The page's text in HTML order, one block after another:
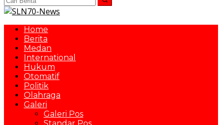
Home
Berita
Medan
International
Hukum
Otomatif
Politik
Olahraga
Galeri
Galeri Pos